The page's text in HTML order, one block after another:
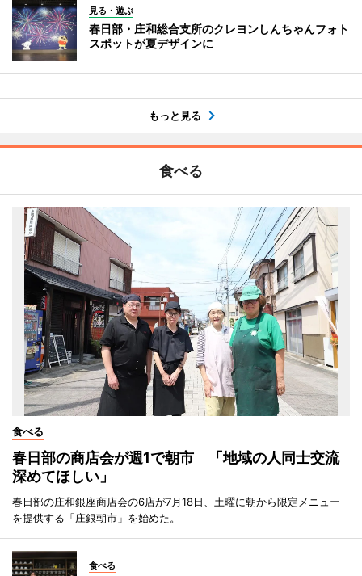
見る・遊ぶ
春日部・庄和総合支所のクレヨンしんちゃんフォト
スポットが夏デザインに
もっと見る
食べる
食べる
春日部の商店会が週1で朝市 「地域の人同士交流
深めてほしい」
春日部の庄和銀座商店会の6店が7月18日、土曜に朝から限定メニュー
を提供する「庄銀朝市」を始めた。
食べる